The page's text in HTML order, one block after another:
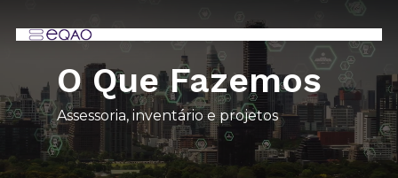
content O Que Fazemos
Assessoria, inventário e projetos
Menu